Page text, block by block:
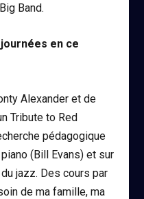
Band.
en ce
Alexander et de
Tribute to Red
pédagogique
(Bill Evans) et sur
jazz. Des cours par
de ma famille, ma